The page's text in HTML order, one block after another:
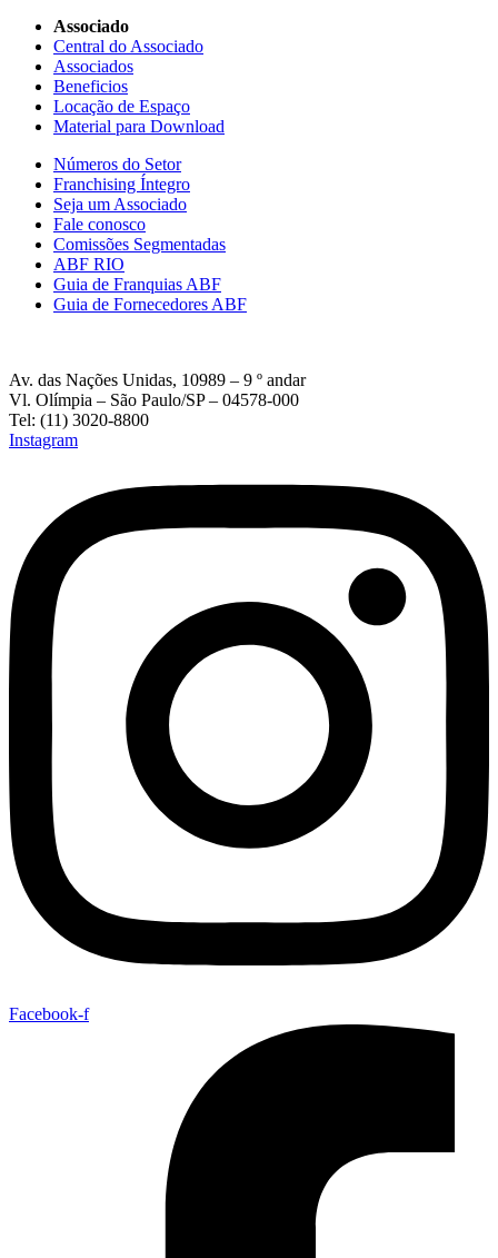
Associado
Central do Associado
Associados
Beneficios
Locação de Espaço
Material para Download
Números do Setor
Franchising Íntegro
Seja um Associado
Fale conosco
Comissões Segmentadas
ABF RIO
Guia de Franquias ABF
Guia de Fornecedores ABF
Av. das Nações Unidas, 10989 – 9 º andar
Vl. Olímpia – São Paulo/SP – 04578-000
Tel: (11) 3020-8800
Instagram
Facebook-f